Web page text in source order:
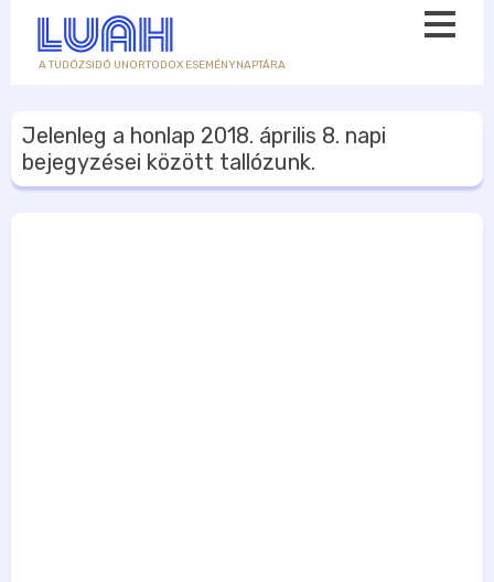
A TUDÓZSIDÓ UNORTODOX ESEMÉNYNAPTÁRA
Jelenleg a honlap 2018. április 8. napi
bejegyzései között tallózunk.